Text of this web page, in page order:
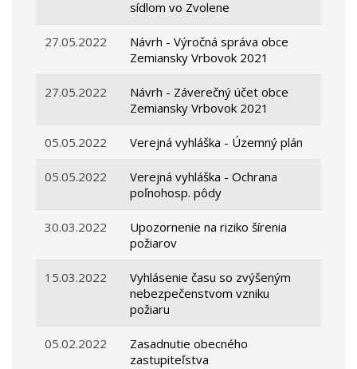
sídlom vo Zvolene
27.05.2022
Návrh - Výročná správa obce
Zemiansky Vrbovok 2021
27.05.2022
Návrh - Záverečný účet obce
Zemiansky Vrbovok 2021
05.05.2022 Verejná vyhláška - Územný plán
05.05.2022
Verejná vyhláška - Ochrana
poľnohosp. pôdy
30.03.2022
Upozornenie na riziko šírenia
požiarov
15.03.2022
Vyhlásenie času so zvýšeným
nebezpečenstvom vzniku
požiaru
05.02.2022
Zasadnutie obecného
zastupiteľstva